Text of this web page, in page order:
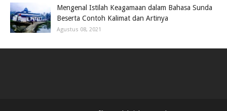
Mengenal Istilah Keagamaan dalam Bahasa Sunda
Beserta Contoh Kalimat dan Artinya
Agustus 08, 2021